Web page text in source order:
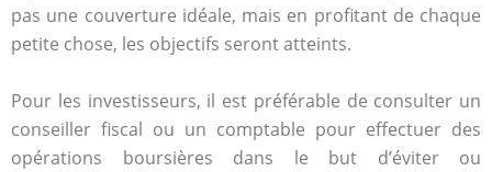
pas une couverture idéale, mais en profitant de chaque
petite chose, les objectifs seront atteints.
Pour les investisseurs, il est préférable de consulter un
conseiller fiscal ou un comptable pour effectuer des
opérations boursières dans le but d’éviter ou